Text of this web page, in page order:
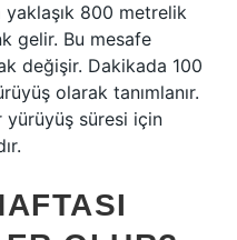
yaklaşık 800 metrelik
gelir. Bu mesafe
değişir. Dakikada 100
olarak tanımlanır.
yürüyüş süresi için